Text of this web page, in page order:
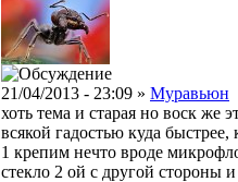
21/04/2013 - 23:09 » Муравьюн
хоть тема и старая но воск же
всякой гадостью куда
1 крепим нечто вроде
стекло 2 ой с другой